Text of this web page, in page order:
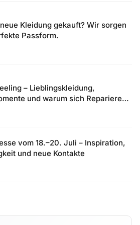
Kleidung gekauft? Wir sorgen
Passform.
– Lieblingskleidung,
und warum sich Reparieren
vom 18.–20. Juli – Inspiration,
und neue Kontakte